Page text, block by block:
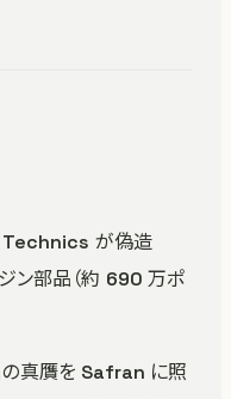
が偽造
ン部品（約 690 万ポ
真贋を Safran に照